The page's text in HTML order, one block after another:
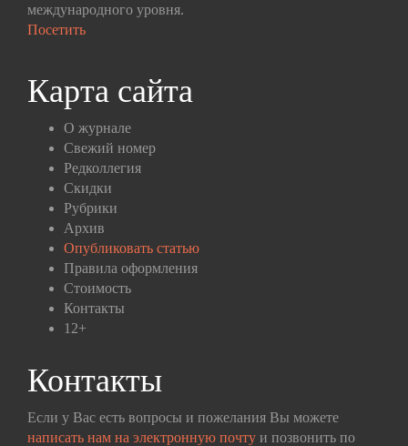
международного уровня.
Посетить
Карта сайта
О журнале
Свежий номер
Редколлегия
Скидки
Рубрики
Архив
Опубликовать статью
Правила оформления
Стоимость
Контакты
12+
Контакты
Если у Вас есть вопросы и пожелания Вы можете
написать нам на электронную почту и позвонить по